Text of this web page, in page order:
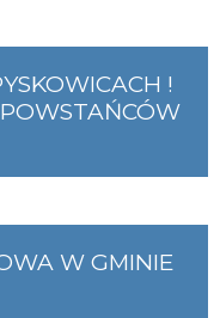
!
W GMINIE